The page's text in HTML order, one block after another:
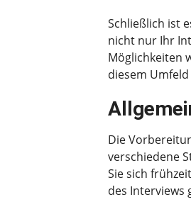
Schließlich ist
nicht nur Ihr
Möglichkeiten
diesem
Die
verschiedene
Sie sich
des Interviews